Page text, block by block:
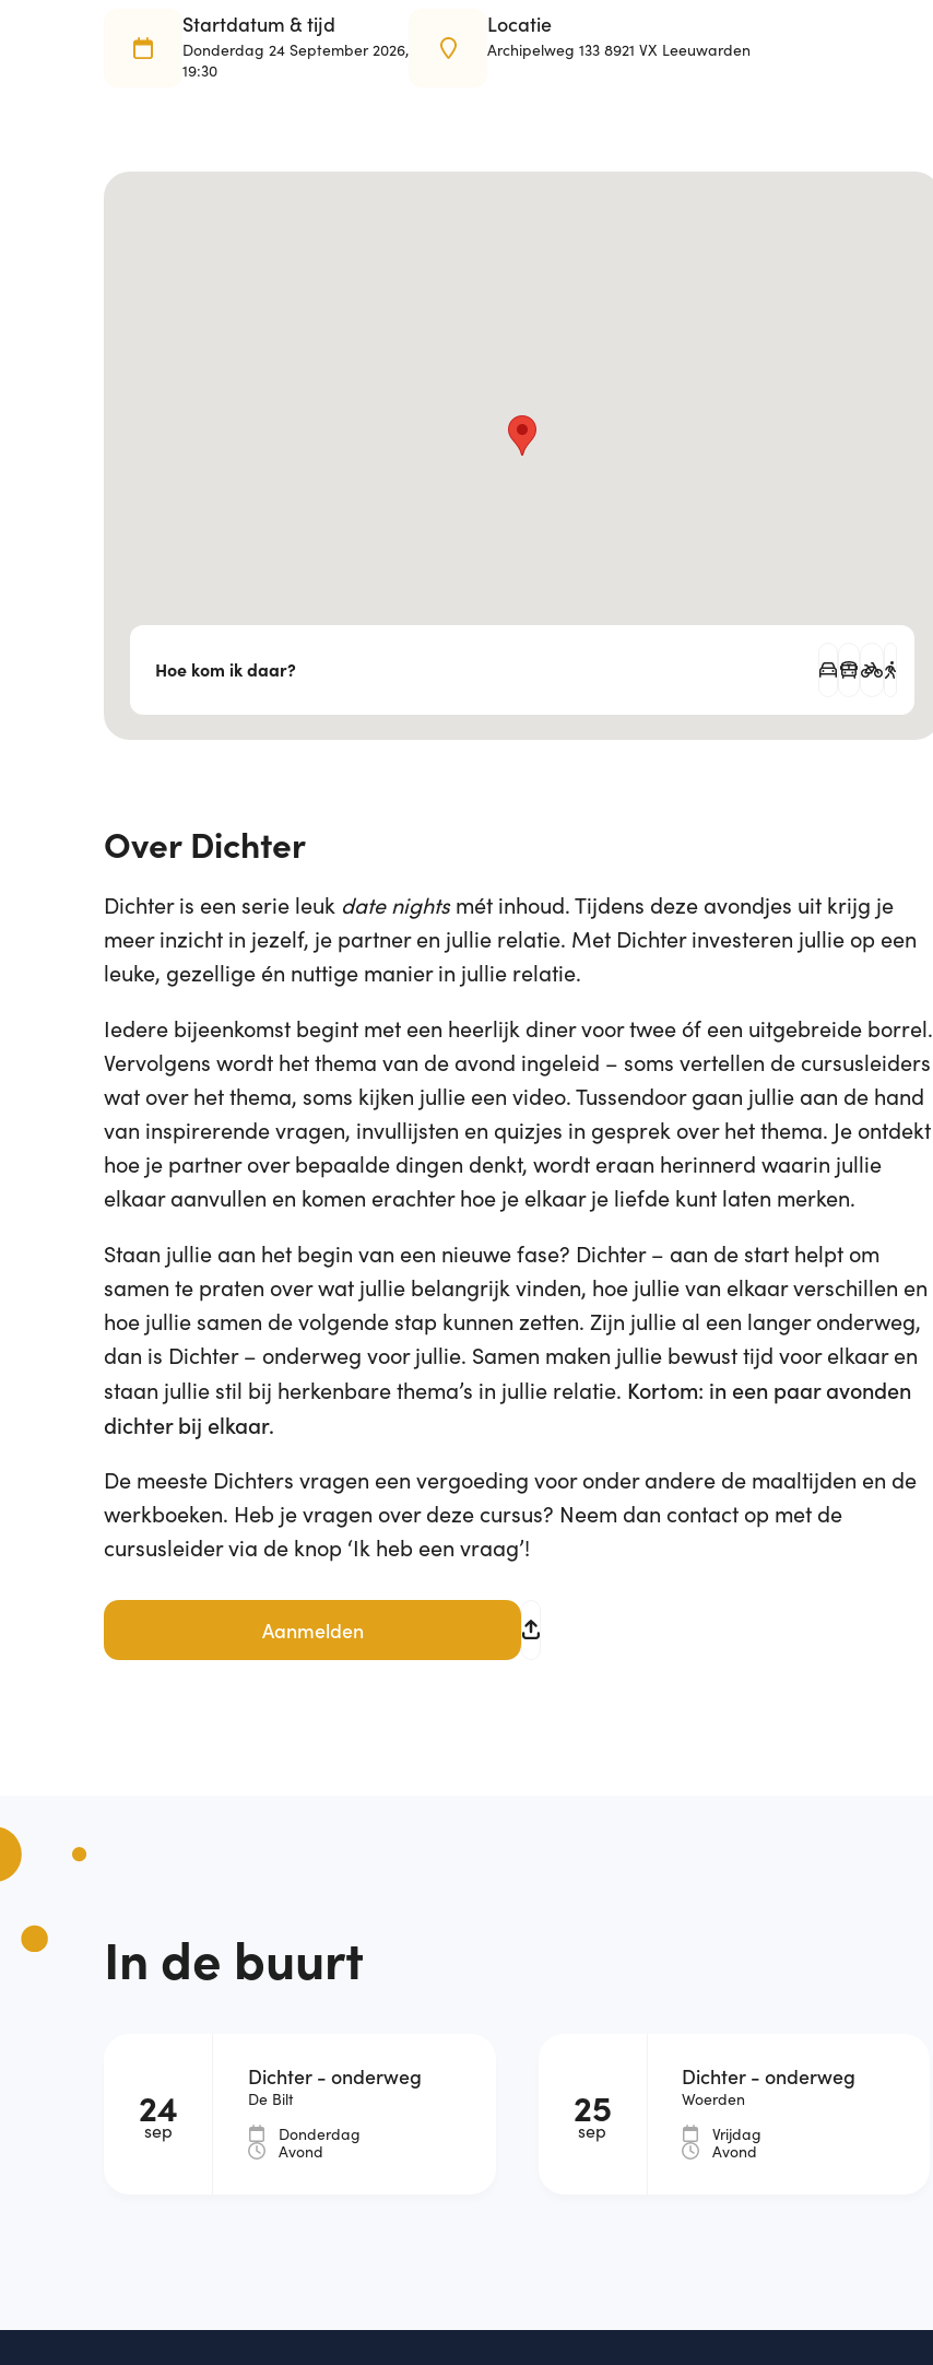
Startdatum & tijd
Donderdag 24 September 2026,
19:30
Locatie
Archipelweg 133 8921 VX Leeuwarden
Hoe kom ik daar?
Over Dichter
Dichter is een serie leuk date nightsmét inhoud. Tijdens deze avondjes uit krijg je
meer inzicht in jezelf, je partner en jullie relatie. Met Dichter investeren jullie op een
leuke, gezellige én nuttige manier in jullie relatie.
Iedere bijeenkomst begint met een heerlijk diner voor twee óf een uitgebreide borrel.
Vervolgens wordt het thema van de avond ingeleid – soms vertellen de cursusleiders
wat over het thema, soms kijken jullie een video. Tussendoor gaan jullie aan de hand
van inspirerende vragen, invullijsten en quizjes in gesprek over het thema. Je ontdekt
hoe je partner over bepaalde dingen denkt, wordt eraan herinnerd waarin jullie
elkaar aanvullen en komen erachter hoe je elkaar je liefde kunt laten merken.
Staan jullie aan het begin van een nieuwe fase? Dichter – aan de start helpt om
samen te praten over wat jullie belangrijk vinden, hoe jullie van elkaar verschillen en
hoe jullie samen de volgende stap kunnen zetten. Zijn jullie al een langer onderweg,
dan is Dichter – onderweg voor jullie. Samen maken jullie bewust tijd voor elkaar en
staan jullie stil bij herkenbare thema’s in jullie relatie. Kortom: in een paar avonden
dichter bij elkaar.
De meeste Dichters vragen een vergoeding voor onder andere de maaltijden en de
werkboeken. Heb je vragen over deze cursus? Neem dan contact op met de
cursusleider via de knop ‘Ik heb een vraag’!
Aanmelden
In de buurt
24
sep
Dichter - onderweg
De Bilt
Donderdag
Avond
25
sep
Dichter - onderweg
Woerden
Vrijdag
Avond